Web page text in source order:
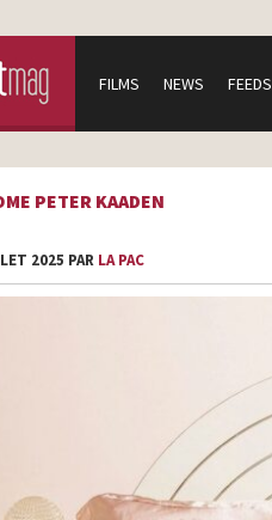
FILMS NEWS FEEDS
PETER KAADEN
2025 PAR LA PAC